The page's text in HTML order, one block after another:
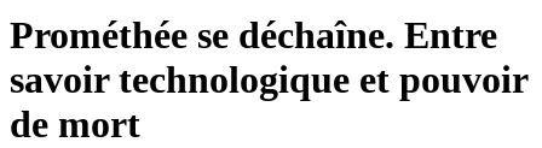
Prométhée se déchaîne. Entre
savoir technologique et pouvoir
de mort